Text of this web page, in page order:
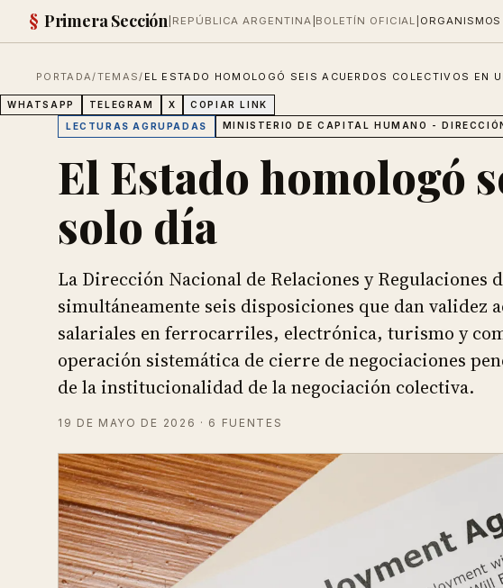
§ Primera Sección REPÚBLICA ARGENTINA BOLETÍN OFICIAL ORGANISMOS
PORTADA/TEMAS/ EL ESTADO HOMOLOGÓ SEIS ACUERDOS COLECTIVOS EN
WHATSAPP TELEGRAM X
COPIAR LINK
LECTURAS AGRUPADAS
MINISTERIO DE CAPITAL HUMANO -
El Estado homologó
solo día
La Dirección Nacional de Relaciones y Regulaciones
simultáneamente seis disposiciones que dan validez
salariales en ferrocarriles, electrónica, turismo y
operación sistemática de cierre de negociaciones
de la institucionalidad de la negociación colectiva.
19 DE MAYO DE 2026 · 6 FUENTES